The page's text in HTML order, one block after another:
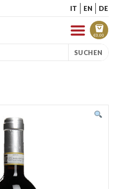
IT EN DE
€0.00
SUCHEN